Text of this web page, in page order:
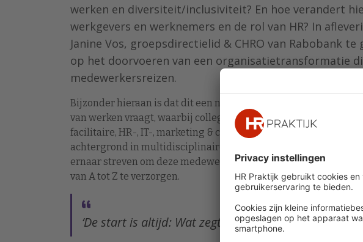
werken en diversiteit/inclusiviteit? En hoe verandert
werkgevers en werknemers en de rol van HR? In
Janine Vos, groepsdirectielid & CHRO van Rabobank
op het doorvoeren van een organisatietransformatie
medewerkersreizen.
Bijzonder hieraan is dat dit een nieuwe manier
van werken vraagt, waarbij collega’s met een
facilitaire, HR-, IT-, marketing & communicatie-
achtergrond in multidisciplinaire teams
ernaar streven om deze medewerkersreizen
van A tot Z te verzorgen.
‘De start is altijd: Wat zegt de medewerker? En wat